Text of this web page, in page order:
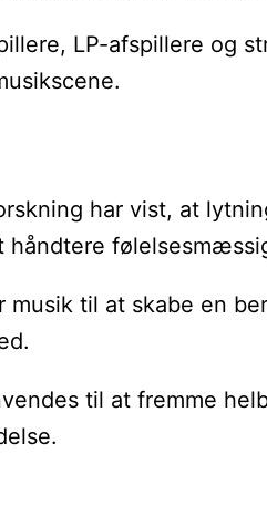
LP-afspillere
har vist, at
til at skabe
til at fremme